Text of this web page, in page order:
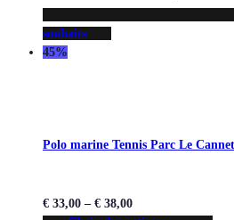
souhaits
45%
Polo marine Tennis Parc Le
€ 33,00 – € 38,00